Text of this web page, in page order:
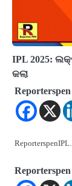
IPL 2025:
କଲା
Reporterspen
Reporterspen